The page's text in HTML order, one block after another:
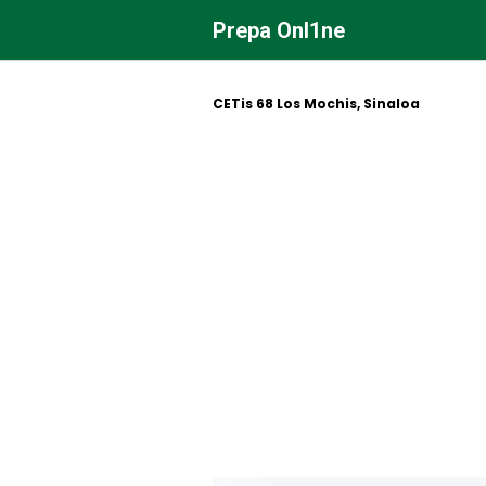
contenido
Prepa Onl1ne
CETis 68 Los Mochis, Sinaloa